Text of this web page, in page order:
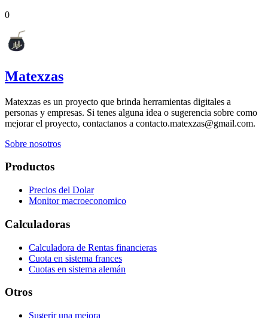
0
Matexzas
Matexzas es un proyecto que brinda herramientas digitales a
personas y empresas. Si tenes alguna idea o sugerencia sobre como
mejorar el proyecto, contactanos a contacto.matexzas@gmail.com.
Sobre nosotros
Productos
Precios del Dolar
Monitor macroeconomico
Calculadoras
Calculadora de Rentas financieras
Cuota en sistema frances
Cuotas en sistema alemán
Otros
Sugerir una mejora